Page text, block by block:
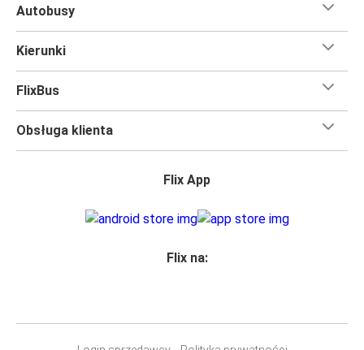
Autobusy
Kierunki
FlixBus
Obsługa klienta
Flix App
Flix na: